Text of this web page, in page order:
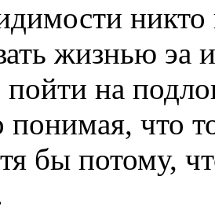
никто
жизнью эа
на
понимая, что
бы потому,